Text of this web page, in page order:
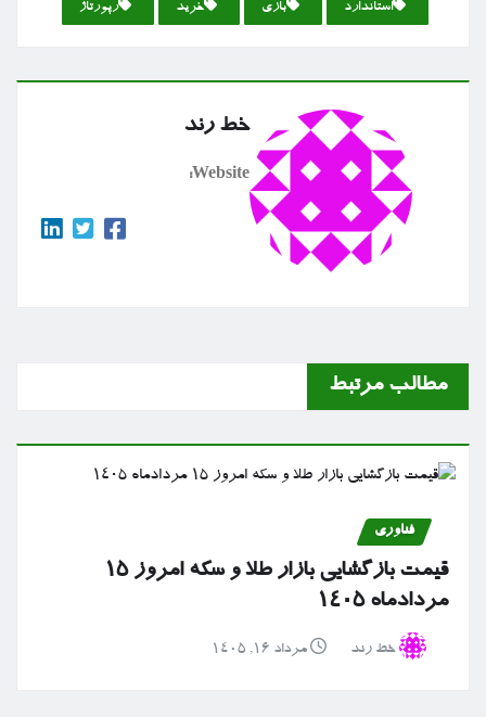
استاندارد بازی خرید رپورتاژ
خط رند
Website:
مطالب مرتبط
فناوری
قیمت بازگشایی بازار طلا و سکه امروز ۱۵
مردادماه ۱۴۰۵
خط رند مرداد ۱۶, ۱۴۰۵